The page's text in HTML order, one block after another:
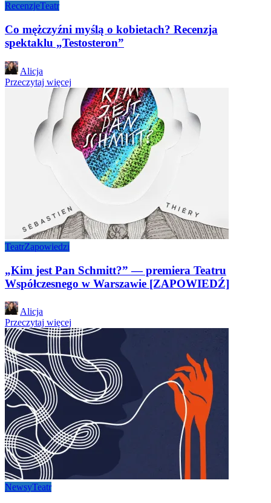
RecenzjeTeatr
Co mężczyźni myślą o kobietach? Recenzja
spektaklu „Testosteron”
Posted
by
Alicja
Przeczytaj więcej
TeatrZapowiedzi
„Kim jest Pan Schmitt?” — premiera Teatru
Współczesnego w Warszawie [ZAPOWIEDŹ]
Posted
by
Alicja
Przeczytaj więcej
NewsyTeatr